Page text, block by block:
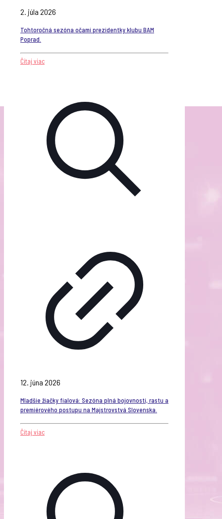
2. júla 2026
Tohtoročná sezóna očami prezidentky klubu BAM
Poprad.
Čítaj viac
12. júna 2026
Mladšie žiačky fialová: Sezóna plná bojovnosti, rastu a
premiérového postupu na Majstrovstvá Slovenska.
Čítaj viac